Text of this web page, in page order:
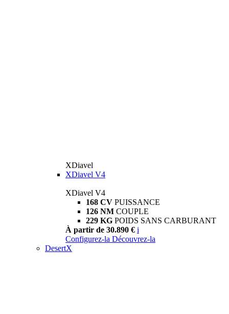
XDiavel
XDiavel V4
XDiavel V4
168 CV PUISSANCE
126 NM COUPLE
229 KG POIDS SANS CARBURANT
À partir de 30.890 € i
Configurez-la Découvrez-la
DesertX